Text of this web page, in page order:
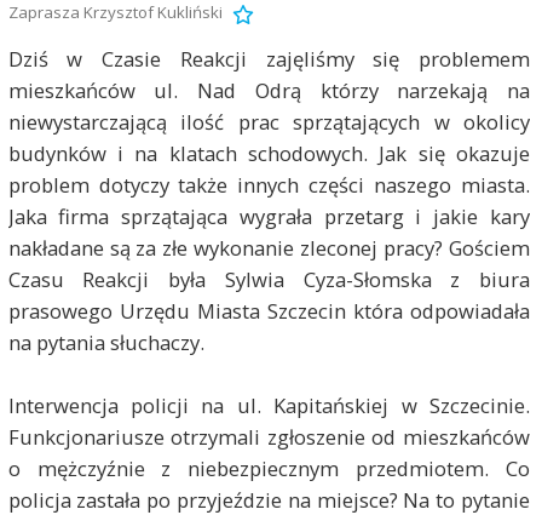
Zaprasza Krzysztof Kukliński
Dziś w Czasie Reakcji zajęliśmy się problemem
mieszkańców ul. Nad Odrą którzy narzekają na
niewystarczającą ilość prac sprzątających w okolicy
budynków i na klatach schodowych. Jak się okazuje
problem dotyczy także innych części naszego miasta.
Jaka firma sprzątająca wygrała przetarg i jakie kary
nakładane są za złe wykonanie zleconej pracy? Gościem
Czasu Reakcji była Sylwia Cyza-Słomska z biura
prasowego Urzędu Miasta Szczecin która odpowiadała
na pytania słuchaczy.
Interwencja policji na ul. Kapitańskiej w Szczecinie.
Funkcjonariusze otrzymali zgłoszenie od mieszkańców
o mężczyźnie z niebezpiecznym przedmiotem. Co
policja zastała po przyjeździe na miejsce? Na to pytanie